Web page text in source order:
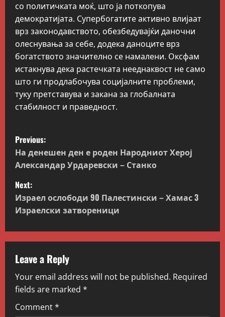
со политичката моќ, што ја поткопува
демократијата. Супербогатите активно влијаат
врз законодавството, обезбедувајќи даночни
олеснувања за себе, додека даноците врз
богатството значително се намалени. Оксфам
истакнува дека растечката нееднаквост не само
што ги продлабочува социјалните проблеми,
туку претставува и закана за глобалната
стабилност и праведност.
P
o
s
t
n
a
v
i
g
Previous:
На денешен ден е роден Народниот Херој
Александар Урдаревски – Станко
Next:
Израел ослободи 90 Палестински – Хамас 3
Израелски затвореници
Leave a Reply
Your email address will not be published. Required
fields are marked *
Comment*